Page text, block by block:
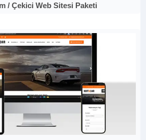
/ Çekici Web Sitesi Paketi